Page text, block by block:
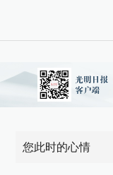
您此时的心情